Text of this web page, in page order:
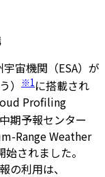
宙機関（ESA）が
）
※1に搭載され
Profiling
期予報センター
Range Weather
されました。
の利用は、